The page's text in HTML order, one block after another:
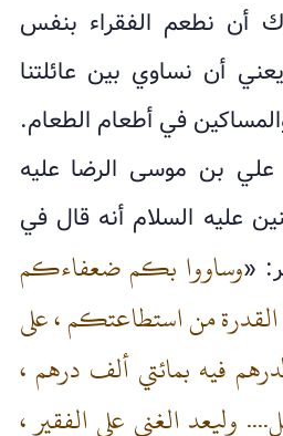
أن نطعم الفقراء بنفس
أن نساوي بين عائلتنا
والمساكين في أطعام الطعام.
بن موسى الرضا عليه
عليه السلام أنه قال في
«وساووا بكم ضعفاءكم
القدرة من استطاعتكم ، على
فيه بمائتي ألف درهم ،
وليعد الغني على الفقير ،